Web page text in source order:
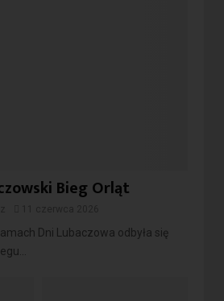
Bieg Orląt
Dni Lubaczowa odbyła się